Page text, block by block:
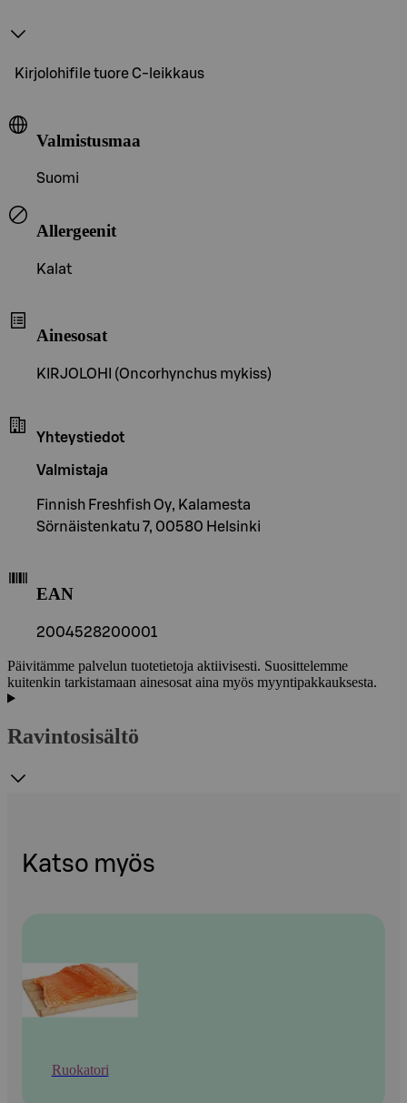
Kirjolohifile tuore C-leikkaus
Valmistusmaa
Suomi
Allergeenit
Kalat
Ainesosat
KIRJOLOHI (Oncorhynchus mykiss)
Yhteystiedot
Valmistaja
Finnish Freshfish Oy, Kalamesta
Sörnäistenkatu 7, 00580 Helsinki
EAN
2004528200001
Päivitämme palvelun tuotetietoja aktiivisesti. Suosittelemme
kuitenkin tarkistamaan ainesosat aina myös myyntipakkauksesta.
Ravintosisältö
Katso myös
Ruokatori